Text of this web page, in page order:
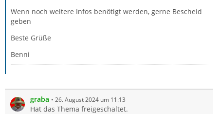
Wenn noch weitere Infos benötigt werden, gerne Bescheid
geben
Beste Grüße
Benni
graba 26. August 2024 um 11:13
Hat das Thema freigeschaltet.